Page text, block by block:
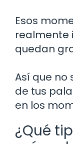
Esos
realmente
quedan
Así que no
de tus
en los
¿Qué